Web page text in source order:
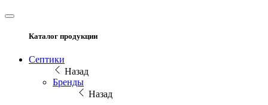
Каталог продукции
Септики
Назад
Бренды
Назад